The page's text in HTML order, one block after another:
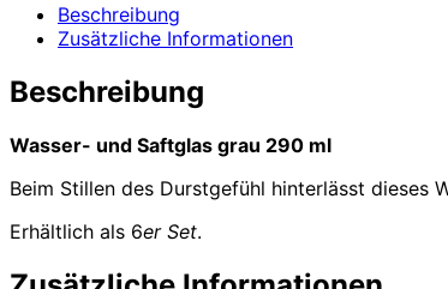
Menge
Beschreibung
Zusätzliche Informationen
Beschreibung
Wasser- und Saftglas grau 290 ml
Beim Stillen des Durstgefühl hinterlässt dieses
Erhältlich als 6er Set.